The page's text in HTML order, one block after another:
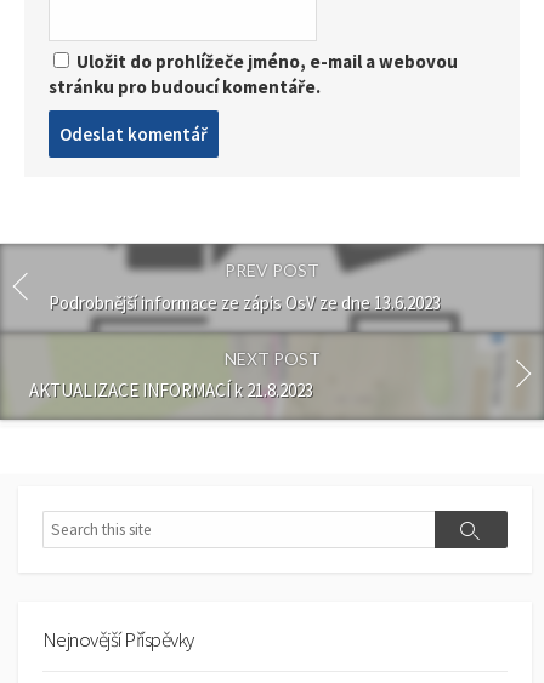
Uložit do prohlížeče jméno, e-mail a webovou
stránku pro budoucí komentáře.
PREV POST
Podrobnější informace ze zápis OsV ze dne 13.6.2023
NEXT POST
AKTUALIZACE INFORMACÍ k 21.8.2023
Search
Search
Nejnovější Příspěvky